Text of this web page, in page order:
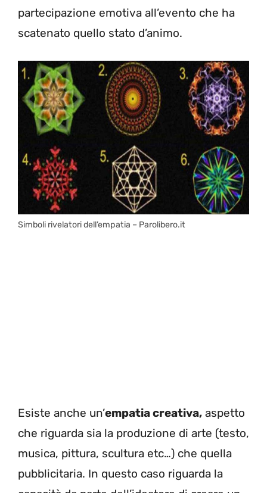
partecipazione emotiva all’evento che ha
scatenato quello stato d’animo.
Simboli rivelatori dell’empatia – Parolibero.it
Esiste anche un’empatia creativa, aspetto
che riguarda sia la produzione di arte (testo,
musica, pittura, scultura etc…) che quella
pubblicitaria. In questo caso riguarda la